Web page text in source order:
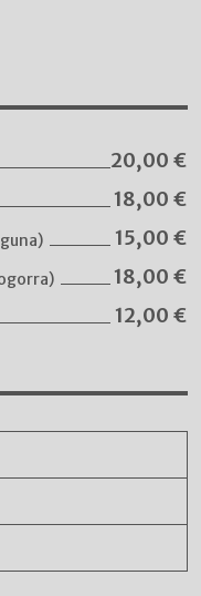
20,00 €
18,00 €
15,00 €
18,00 €
12,00 €